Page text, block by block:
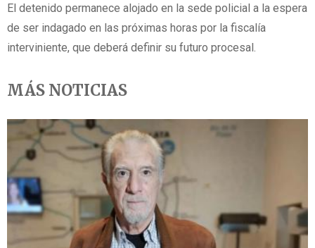
El detenido permanece alojado en la sede policial a la espera
de ser indagado en las próximas horas por la fiscalía
interviniente, que deberá definir su futuro procesal.
MÁS NOTICIAS